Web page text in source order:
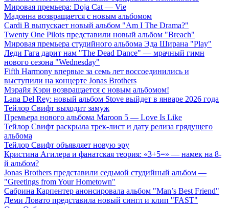
Мировая премьера: Doja Cat — Vie
Мадонна возвращается с новым альбомом
Cardi B выпускает новый альбом "Am I The Drama?"
Twenty One Pilots представили новый альбом "Breach"
Мировая премьера студийного альбома Эда Ширана "Play"
Леди Гага дарит нам "The Dead Dance" — мрачный гимн
нового сезона "Wednesday"
Fifth Harmony впервые за семь лет воссоединились и
выступили на концерте Jonas Brothers
Мэрайя Кэри возвращается с новым альбомом!
Lana Del Rey: новый альбом Stove выйдет в январе 2026 года
Тейлор Свифт выходит замуж
Премьера нового альбома Maroon 5 — Love Is Like
Тейлор Свифт раскрыла трек-лист и дату релиза грядущего
альбома
Тейлор Свифт объявляет новую эру
Кристина Агилера и фанатская теория: «3+5=» — намек на 8-
й альбом?
Jonas Brothers представили седьмой студийный альбом —
"Greetings from Your Hometown"
Сабрина Карпентер анонсировала альбом "Man’s Best Friend"
Деми Ловато представила новый сингл и клип "FAST"